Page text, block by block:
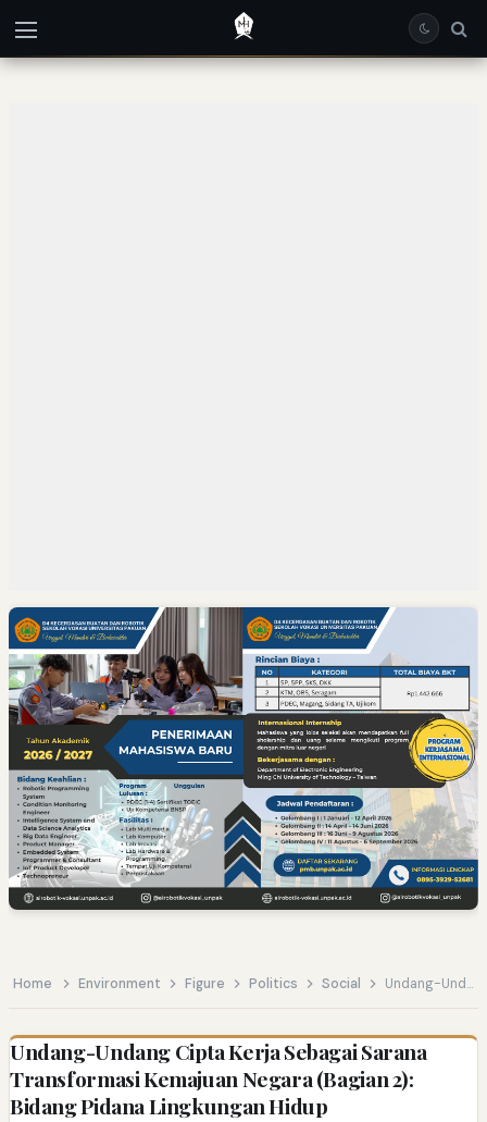
Home Environment Figure Politics Social Undang-Undang Cipta Kerja Sebagai Sarana Transformasi Kemajuan Negara (Bagian 2): Bidang Pidana Lingkungan Hidup
Undang-Undang Cipta Kerja Sebagai Sarana
Transformasi Kemajuan Negara (Bagian 2):
Bidang Pidana Lingkungan Hidup